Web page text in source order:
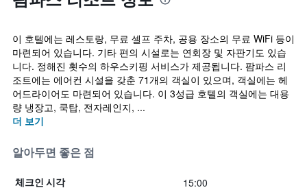
이 호텔에는 레스토랑, 무료 셀프 주차, 공용 장소의 무료 WiFi 등이
마련되어 있습니다. 기타 편의 시설로는 연회장 및 자판기도 있습
니다. 정해진 횟수의 하우스키핑 서비스가 제공됩니다. 팜파스 리
조트에는 에어컨 시설을 갖춘 71개의 객실이 있으며, 객실에는 헤
어드라이어도 마련되어 있습니다. 이 3성급 호텔의 객실에는 대용
량 냉장고, 쿡탑, 전자레인지, ...
더 보기
알아두면 좋은 점
체크인 시각 15:00